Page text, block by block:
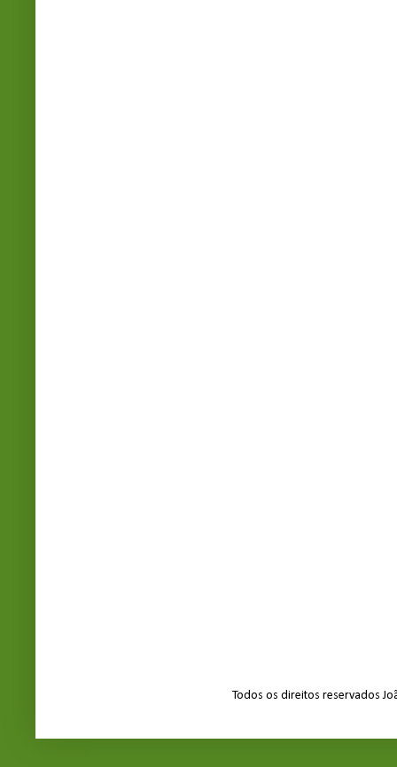
Todos os direitos reservados